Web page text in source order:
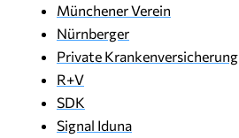
Münchener Verein
Nürnberger
Private Krankenversicherung
R+V
SDK
Signal Iduna